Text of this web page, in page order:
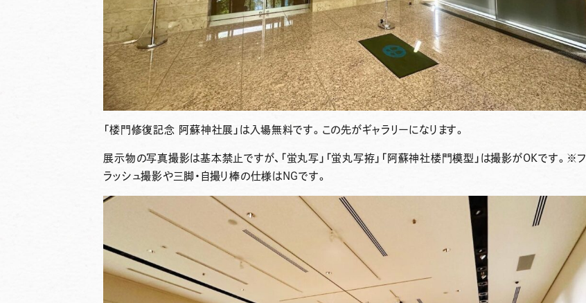
「楼門修復記念 阿蘇神社展」は入場無料です。この先がギャラリーになります。
展示物の写真撮影は基本禁止ですが、「蛍丸写」「蛍丸写拵」「阿蘇神社楼門模型」は撮影がOKです。※フ
ラッシュ撮影や三脚・自撮り棒の仕様はNGです。